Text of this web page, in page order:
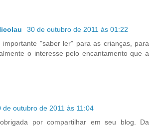
30 de outubro de 2011 às 01:22
importante "saber ler" para as crianças, para
o interesse pelo encantamento que a
de outubro de 2011 às 11:04
por compartilhar em seu blog. Da